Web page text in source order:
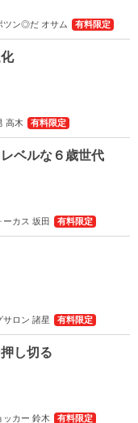
ツン◎だ オサム 有料限定
高木 有料限定
レベルな６歳世代
ーカス 坂田 有料限定
サロン 諸星 有料限定
し切る
ッカー 鈴木 有料限定